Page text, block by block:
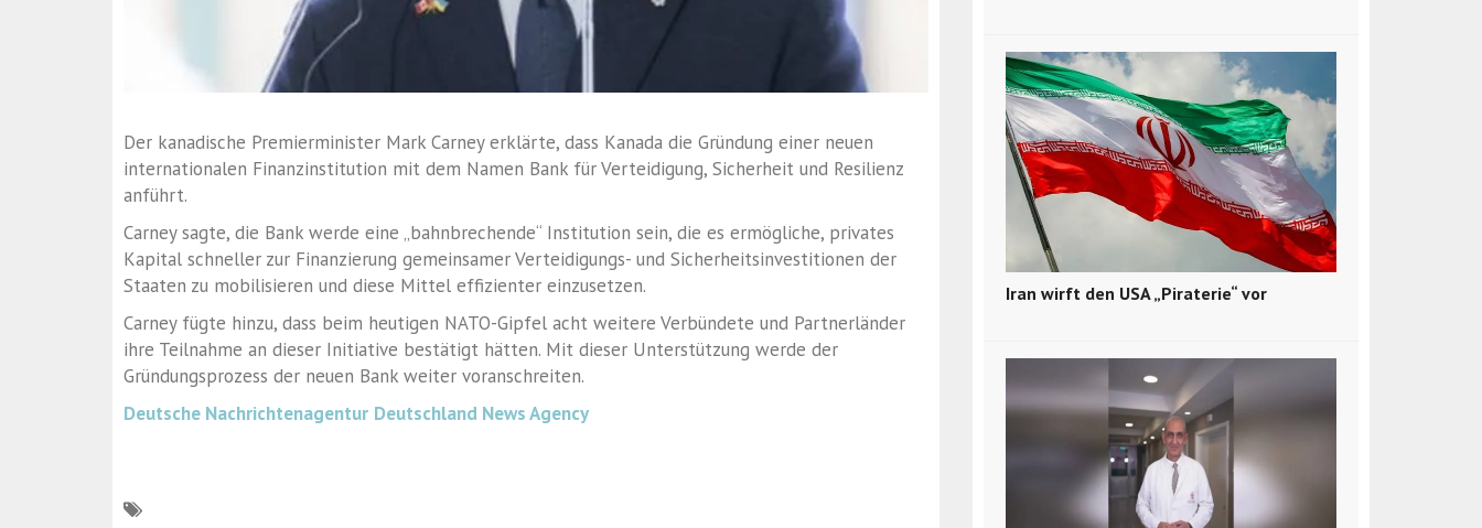
Der kanadische Premierminister Mark Carney erklärte, dass Kanada die Gründung einer neuen
internationalen Finanzinstitution mit dem Namen Bank für Verteidigung, Sicherheit und Resilienz
anführt.
Carney sagte, die Bank werde eine „bahnbrechende“ Institution sein, die es ermögliche, privates
Kapital schneller zur Finanzierung gemeinsamer Verteidigungs- und Sicherheitsinvestitionen der
Staaten zu mobilisieren und diese Mittel effizienter einzusetzen.
Carney fügte hinzu, dass beim heutigen NATO-Gipfel acht weitere Verbündete und Partnerländer
ihre Teilnahme an dieser Initiative bestätigt hätten. Mit dieser Unterstützung werde der
Gründungsprozess der neuen Bank weiter voranschreiten.
Deutsche Nachrichtenagentur Deutschland News Agency
Iran wirft den USA „Piraterie“ vor